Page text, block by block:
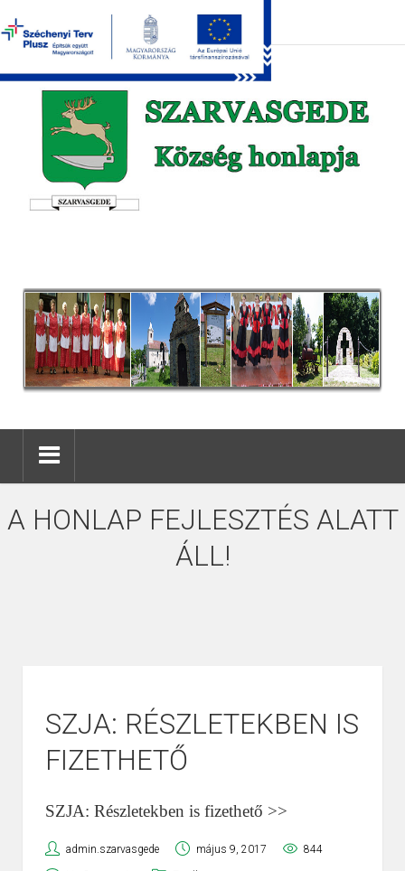
A HONLAP FEJLESZTÉS ALATT
ÁLL!
SZJA: RÉSZLETEKBEN IS
FIZETHETŐ
SZJA: Részletekben is fizethető >>
admin.szarvasgede május 9, 2017 844